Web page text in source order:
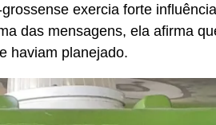
exercia forte
das mensagens, ela afirma
haviam planejado.